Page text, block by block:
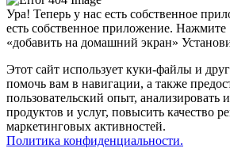
Ура! Теперь у нас есть собственное
есть собственное приложение. Нажмите
«добавить на домашний экран»
Этот сайт использует куки-файлы и
помочь вам в навигации, а также
пользовательский опыт, анализировать
продуктов и услуг, повысить качество
маркетинговых активностей.
Политика конфиденциальности.